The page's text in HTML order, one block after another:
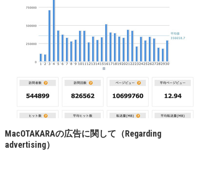
MacOTAKARAの広告に関して（Regarding
advertising）